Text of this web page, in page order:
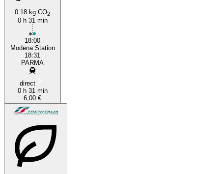
0.18 kg CO2
0 h 31 min
18:00
Modena Station
18:31
PARMA
direct
0 h 31 min
6,00 €